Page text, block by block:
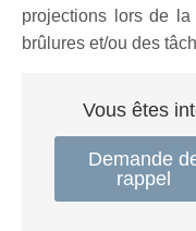
projections lors de
brûlures et/ou des
Vous êtes
Demande
rappel